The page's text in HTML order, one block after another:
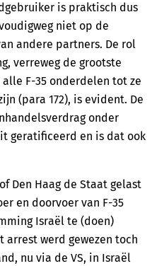
is praktisch dus
niet op de
andere partners. De rol
verreweg de grootste
F-35 onderdelen tot ze
(para 172), is evident. De
onder
geratificeerd en is dat ook
Den Haag de Staat gelast
en doorvoer van F-35
Israël te (doen)
arrest werd gewezen toch
nu via de VS, in Israël